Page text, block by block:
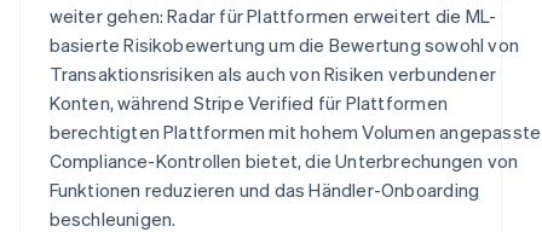
weiter gehen: Radar für Plattformen erweitert die ML-
basierte Risikobewertung um die Bewertung sowohl von
Transaktionsrisiken als auch von Risiken verbundener
Konten, während Stripe Verified für Plattformen
berechtigten Plattformen mit hohem Volumen angepasste
Compliance-Kontrollen bietet, die Unterbrechungen von
Funktionen reduzieren und das Händler-Onboarding
beschleunigen.